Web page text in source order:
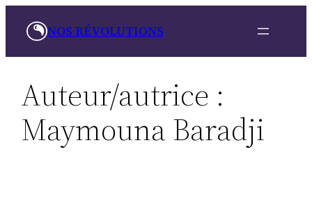
NOS RÉVOLUTIONS
Auteur/autrice :
Maymouna Baradji